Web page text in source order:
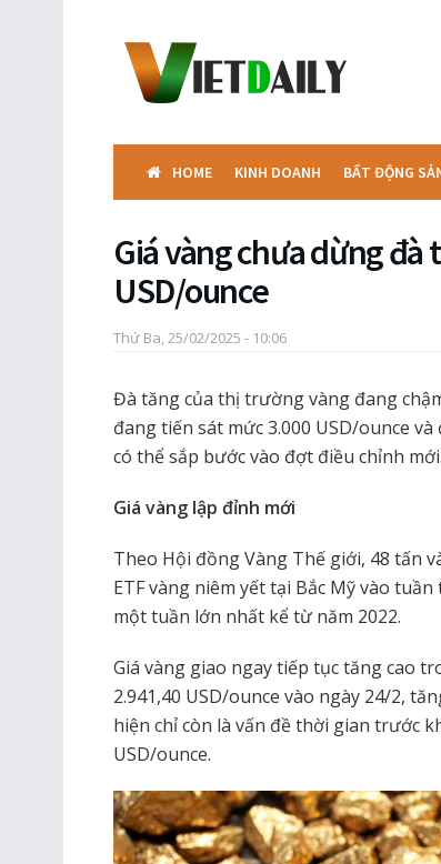
HOME KINH DOANH BẤT ĐỘNG
Giá vàng chưa dừng đà
USD/ounce
Thứ Ba, 25/02/2025 - 10:06
Đà tăng của thị trường vàng đang
đang tiến sát mức 3.000 USD/ounce
có thể sắp bước vào đợt điều chỉnh mới.
Giá vàng lập đỉnh mới
Theo Hội đồng Vàng Thế giới, 48 tấn
ETF vàng niêm yết tại Bắc Mỹ vào
một tuần lớn nhất kể từ năm 2022.
Giá vàng giao ngay tiếp tục tăng cao
2.941,40 USD/ounce vào ngày 24/2,
hiện chỉ còn là vấn đề thời gian trước
USD/ounce.